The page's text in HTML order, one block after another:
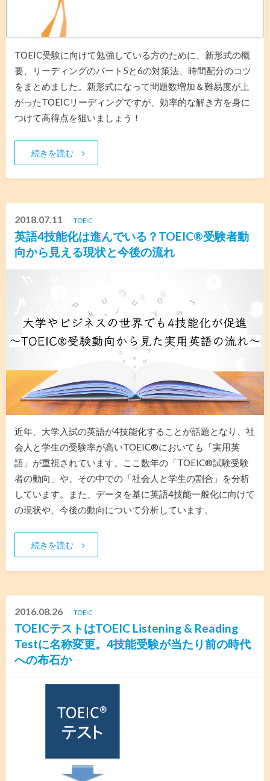
TOEIC受験に向けて勉強している方のために、新形式の概
要、リーディングのパート5と6の対策法、時間配分のコツ
をまとめました。新形式になって問題数増加＆難易度が上
がったTOEICリーディングですが、効率的な解き方を身に
つけて高得点を狙いましょう！
続きを読む
2018.07.11 TOEIC
英語4技能化は進んでいる？TOEIC®︎受験者動
向から見える現状と今後の流れ
近年、大学入試の英語が4技能化することが話題となり、社
会人と学生の受験率が高いTOEIC®︎においても「実用英
語」が重視されています。ここ数年の「TOEIC®︎試験受験
者の動向」や、その中での「社会人と学生の割合」を分析
しています。また、データを基に英語4技能一般化に向けて
の現状や、今後の動向について分析しています。
続きを読む
2016.08.26 TOEIC
TOEICテストはTOEIC Listening & Reading
Testに名称変更。4技能受験が当たり前の時代
への布石か